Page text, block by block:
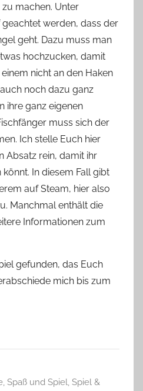
zu machen. Unter
werden, dass der
geht. Dazu muss man
hochzucken, damit
nicht an den Haken
noch dazu ganz
ihre ganz eigenen
muss sich der
Ich stelle Euch hier
Absatz rein, damit ihr
In diesem Fall gibt
auf Steam, hier also
Manchmal enthält die
Informationen zum
gefunden, das Euch
mich bis zum
, Spaß und Spiel, Spiel &